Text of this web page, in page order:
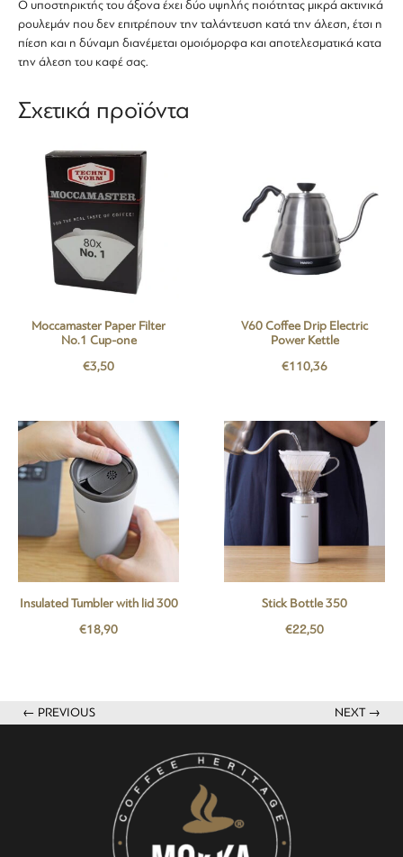
Ο υποστηρικτής του άξονα έχει δύο υψηλής ποιότητας μικρά ακτινικά
ρουλεμάν που δεν επιτρέπουν την ταλάντευση κατά την άλεση, έτσι η
πίεση και η δύναμη διανέμεται ομοιόμορφα και αποτελεσματικά κατα
την άλεση του καφέ σας.
Σχετικά προϊόντα
Moccamaster Paper Filter
No.1 Cup-one
€3,50
V60 Coffee Drip Electric
Power Kettle
€110,36
Insulated Tumbler with lid 300
€18,90
Stick Bottle 350
€22,50
← PREVIOUS NEXT →